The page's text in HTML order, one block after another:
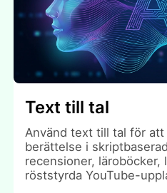
Text till tal
Använd text till tal för att
berättelse i
recensioner,
röststyrda YouTube-